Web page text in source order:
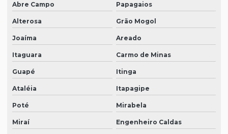
Abre Campo Papagaios
Alterosa Grão Mogol
Joaíma Areado
Itaguara Carmo de Minas
Guapé Itinga
Ataléia Itapagipe
Poté Mirabela
Miraí Engenheiro Caldas